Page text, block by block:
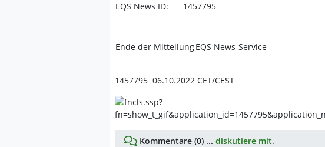
EQS News ID:
1457795
Ende der MitteilungEQS News-Service
1457795 06.10.2022 CET/CEST
Kommentare (0) ... diskutiere mit.